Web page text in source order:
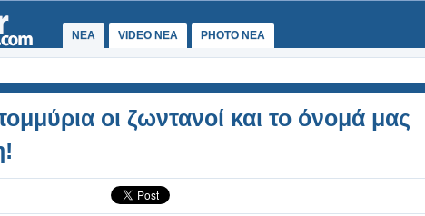
ΝΕΑ VIDEO NEA PHOTO NEA
οι ζωντανοί και το όνομά μας